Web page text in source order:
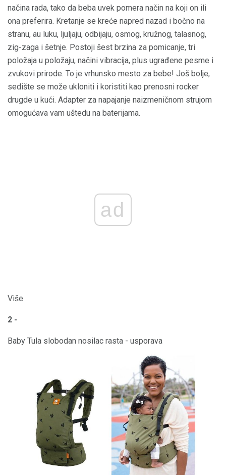
načina rada, tako da beba uvek pomera način na koji on ili
ona preferira. Kretanje se kreće napred nazad i bočno na
stranu, au luku, ljuljaju, odbijaju, osmog, kružnog, talasnog,
zig-zaga i šetnje. Postoji šest brzina za pomicanje, tri
položaja u položaju, načini vibracija, plus ugrađene pesme i
zvukovi prirode. To je vrhunsko mesto za bebe! Još bolje,
sedište se može ukloniti i koristiti kao prenosni rocker
drugde u kući. Adapter za napajanje naizmeničnom strujom
omogućava vam uštedu na baterijama.
ad
Više
2 -
Baby Tula slobodan nosilac rasta - usporava